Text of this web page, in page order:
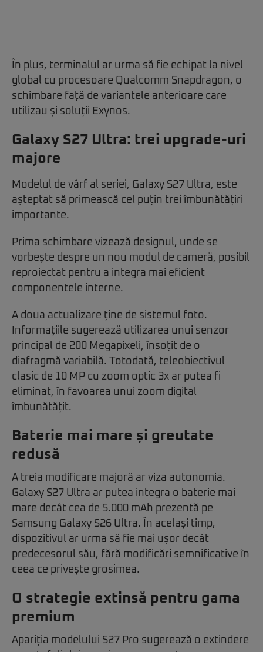
În plus, terminalul ar urma să fie echipat la nivel
global cu procesoare Qualcomm Snapdragon, o
schimbare față de variantele anterioare care
utilizau și soluții Exynos.
Galaxy S27 Ultra: trei upgrade-uri
majore
Modelul de vârf al seriei, Galaxy S27 Ultra, este
așteptat să primească cel puțin trei îmbunătățiri
importante.
Prima schimbare vizează designul, unde se
vorbește despre un nou modul de cameră, posibil
reproiectat pentru a integra mai eficient
componentele interne.
A doua actualizare ține de sistemul foto.
Informațiile sugerează utilizarea unui senzor
principal de 200 Megapixeli, însoțit de o
diafragmă variabilă. Totodată, teleobiectivul
clasic de 10 MP cu zoom optic 3x ar putea fi
eliminat, în favoarea unui zoom digital
îmbunătățit.
Baterie mai mare și greutate
redusă
A treia modificare majoră ar viza autonomia.
Galaxy S27 Ultra ar putea integra o baterie mai
mare decât cea de 5.000 mAh prezentă pe
Samsung Galaxy S26 Ultra. În același timp,
dispozitivul ar urma să fie mai ușor decât
predecesorul său, fără modificări semnificative în
ceea ce privește grosimea.
O strategie extinsă pentru gama
premium
Apariția modelului S27 Pro sugerează o extindere